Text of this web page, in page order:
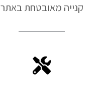
קנייה מאובטחת באתר